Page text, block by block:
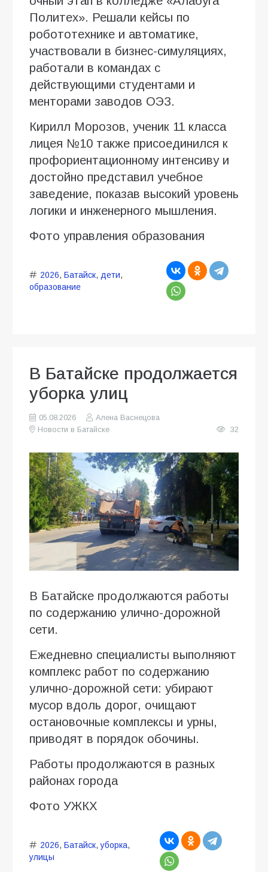
Политех». Решали кейсы по
робототехнике и автоматике,
участвовали в бизнес-симуляциях,
работали в командах с
действующими студентами и
менторами заводов ОЭЗ.
Кирилл Морозов, ученик 11 класса
лицея №10 также присоединился к
профориентационному интенсиву и
достойно представил учебное
заведение, показав высокий уровень
логики и инженерного мышления.
Фото управления образования
2026, Батайск, дети,
образование
В Батайске продолжается
уборка улиц
05.08.2026
Алена Васнецова
Новости в Батайске
32
В Батайске продолжаются работы
по содержанию улично-дорожной
сети.
Ежедневно специалисты выполняют
комплекс работ по содержанию
улично-дорожной сети: убирают
мусор вдоль дорог, очищают
остановочные комплексы и урны,
приводят в порядок обочины.
Работы продолжаются в разных
районах города
Фото УЖКХ
2026, Батайск,уборка,
улицы